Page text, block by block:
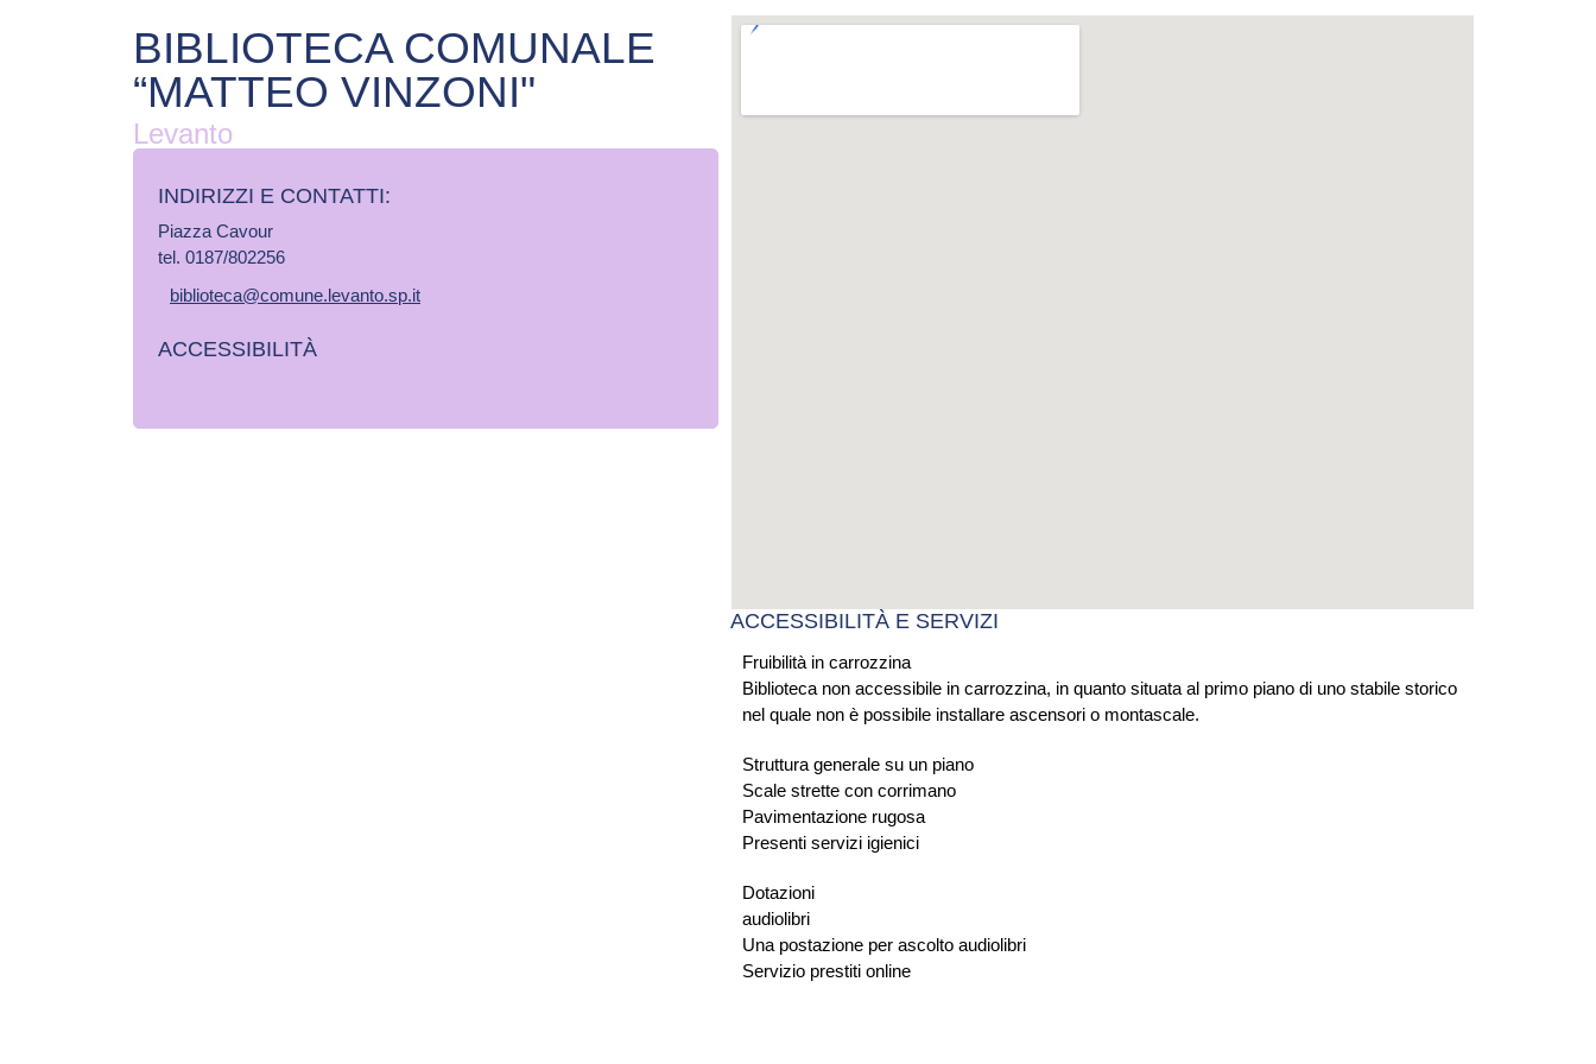
BIBLIOTECA COMUNALE
“MATTEO VINZONI"
Levanto
INDIRIZZI E CONTATTI:​
Piazza Cavour
tel. 0187/802256
biblioteca@comune.levanto.sp.it
ACCESSIBILITÀ
ACCESSIBILITÀ E SERVIZI
Fruibilità in carrozzina
Biblioteca non accessibile in carrozzina, in quanto situata al primo piano di uno stabile storico
nel quale non è possibile installare ascensori o montascale.
Struttura generale su un piano
Scale strette con corrimano
Pavimentazione rugosa
Presenti servizi igienici
Dotazioni
audiolibri
Una postazione per ascolto audiolibri
Servizio prestiti online